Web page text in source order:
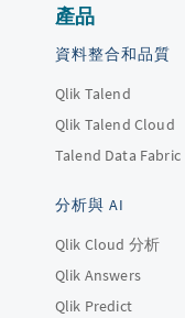
產品
資料整合和品質
Qlik Talend
Qlik Talend Cloud
Talend Data Fabric
分析與 AI
Qlik Cloud 分析
Qlik Answers
Qlik Predict